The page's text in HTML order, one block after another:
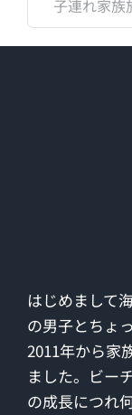
ゴ
はじめまして
の男子とちょ
2011年から家
ました。ビー
の成長につれ